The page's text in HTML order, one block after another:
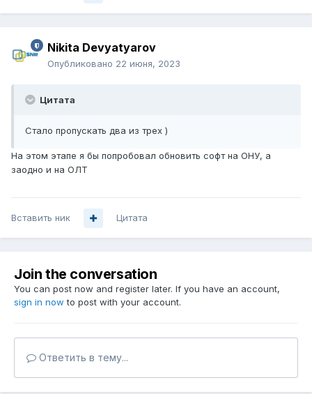
Nikita Devyatyarov
Опубликовано 22 июня, 2023
Цитата
Стало пропускать два из трех )
На этом этапе я бы попробовал обновить софт на ОНУ, а
заодно и на ОЛТ
Вставить ник Цитата
Join the conversation
You can post now and register later. If you have an account,
sign in now to post with your account.
Ответить в тему...